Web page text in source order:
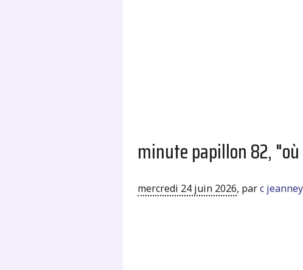
minute papillon 82,
mercredi 24 juin 2026, parc jeanney